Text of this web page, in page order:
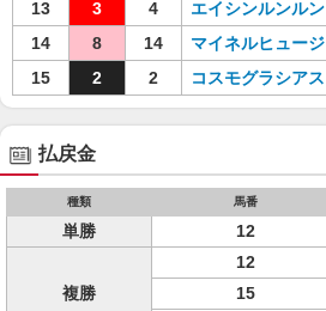
13
3 4 エイシンルンルン
14
8 14 マイネルヒュージ
15
2 2 コスモグラシアス
払戻金
種類 馬番
単勝 12
複勝
12
15